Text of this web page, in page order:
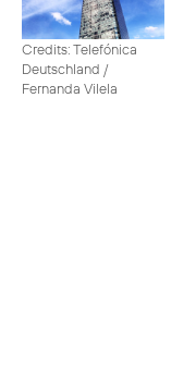
Credits: Telefónica
Deutschland /
Fernanda Vilela